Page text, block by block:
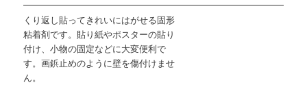
くり返し貼ってきれいにはがせる固形
粘着剤です。貼り紙やポスターの貼り
付け、小物の固定などに大変便利で
す。画鋲止めのように壁を傷付けませ
ん。